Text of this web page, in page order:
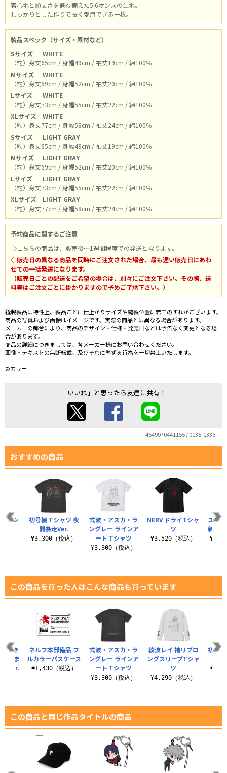
着心地と頑丈さを兼ね備えた5.6オンスの生地。
しっかりとした作りで長く愛用できる一枚。
製品スペック（サイズ・素材など）
Sサイズ
WHITE
（約）身丈65cm / 身幅49cm / 袖丈19cm / 綿100％
Mサイズ
WHITE
（約）身丈69cm / 身幅52cm / 袖丈20cm / 綿100％
Lサイズ
WHITE
（約）身丈73cm / 身幅55cm / 袖丈22cm / 綿100％
XLサイズ
WHITE
（約）身丈77cm / 身幅58cm / 袖丈24cm / 綿100％
Sサイズ
LIGHT GRAY
（約）身丈65cm / 身幅49cm / 袖丈19cm / 綿100％
Mサイズ
LIGHT GRAY
（約）身丈69cm / 身幅52cm / 袖丈20cm / 綿100％
Lサイズ
LIGHT GRAY
（約）身丈73cm / 身幅55cm / 袖丈22cm / 綿100％
XLサイズ
LIGHT GRAY
（約）身丈77cm / 身幅58cm / 袖丈24cm / 綿100％
予約商品に関するご注意
◇こちらの商品は、販売後～1週間程度での発送となります。
◇販売日の異なる商品を同時にご注文された場合、最も遅い販売日にあわ
せての一括発送になります。
（販売日ごとの配送をご希望の場合は、別々にご注文下さい。その際、送
料等はご注文ごとに掛かりますので予めご了承下さい。）
縫製製品は特性上、製品ごとに仕上がりサイズや縫製位置に若干のずれがございます。
商品の写真および画像はイメージです。実際の商品とは異なる場合があります。
メーカーの都合により、商品のデザイン・仕様・発売日などは予告なく変更となる場
合があります。
商品の詳細につきましては、各メーカー様にお問い合わせください。
画像・テキストの無断転載、及びそれに準ずる行為を一切禁止いたします。
©カラー
「いいね」と思ったら友達に共有！
4549970441155 / 0135-1336
おすすめの商品
式波・アスカ・ラ
ングレー ラインア
ート Tシャツ
¥3,300（税込）
NERV ドライTシャ
ツ
¥3,520（税込）
エヴ
新2号
イTシ
初号機 Tシャツ 夜
間暴走Ver.
¥3,300（税込）
この商品を買った人はこんな商品も買っています
式波・アスカ・ラ
ングレー ラインア
ート Tシャツ
¥3,300（税込）
綾波レイ 袖リブロ
ングスリーブTシャ
ツ
¥4,290（税込）
初号
好き
つま
ぐVer.
ネルフ本部備品 フ
ルカラーパスケース
¥1,430（税込）
この商品と同じ作品タイトルの商品